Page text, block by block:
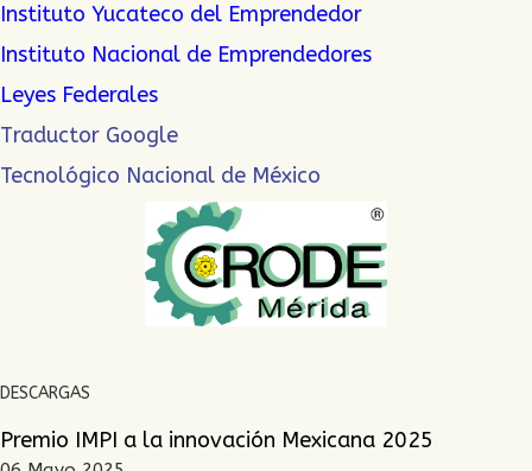
Instituto Yucateco del Emprendedor
Instituto Nacional de Emprendedores
Leyes Federales
Traductor Google
Tecnológico Nacional de México
DESCARGAS
Premio IMPI a la innovación Mexicana 2025